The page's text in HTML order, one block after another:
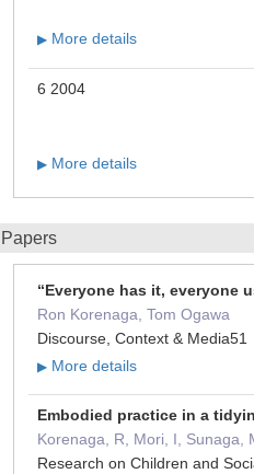
▶ More details
6 2004
▶ More details
Papers
“Everyone has it, everyone
Ron Korenaga, Tom Ogawa
Discourse, Context &
▶ More details
Embodied practice in a
Korenaga, R, Mori, I, Sunaga,
Research on Children and